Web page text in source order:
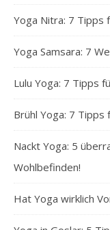
Yoga Nitra: 7 Tipps
Yoga Samsara: 7
Lulu Yoga: 7 Tipps
Brühl Yoga: 7 Tipps
Nackt Yoga: 5
Wohlbefinden!
Hat Yoga wirklich